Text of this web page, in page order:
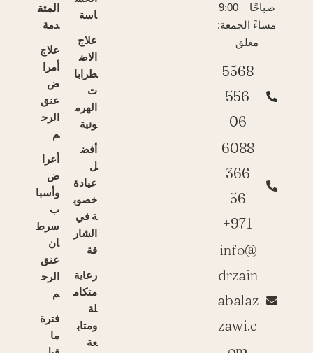
صباحًا – 9:00
مساءً الجمعة:
مغلق
5568
556
06
6088
366
56
971+
info@
drzain
abalaz
zawi.c
اسة
علاج
الاض
طرابا
ت
الهرم
ونية
أفض
ل
عيادة
خصوب
ة في
الشار
قة
رعاية
متكام
لة
ومتاب
عة
المتق
دمة
علاج
أمرا
ض
عنق
الرح
م
أعرا
ض
وأسبا
ب
سرط
ان
عنق
الرح
م
فترة
ما